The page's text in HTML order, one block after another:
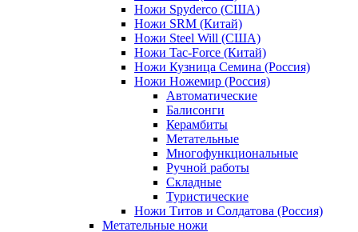
Ножи Spyderco (США)
Ножи SRM (Китай)
Ножи Steel Will (США)
Ножи Tac-Force (Китай)
Ножи Кузница Семина (Россия)
Ножи Ножемир (Россия)
Автоматические
Балисонги
Керамбиты
Метательные
Многофункциональные
Ручной работы
Складные
Туристические
Ножи Титов и Солдатова (Россия)
Метательные ножи